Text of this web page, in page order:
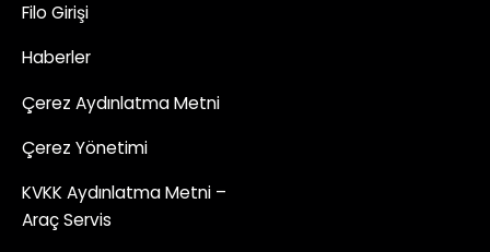
Filo Girişi
Haberler
Çerez Aydınlatma Metni
Çerez Yönetimi
KVKK Aydınlatma Metni –
Araç Servis